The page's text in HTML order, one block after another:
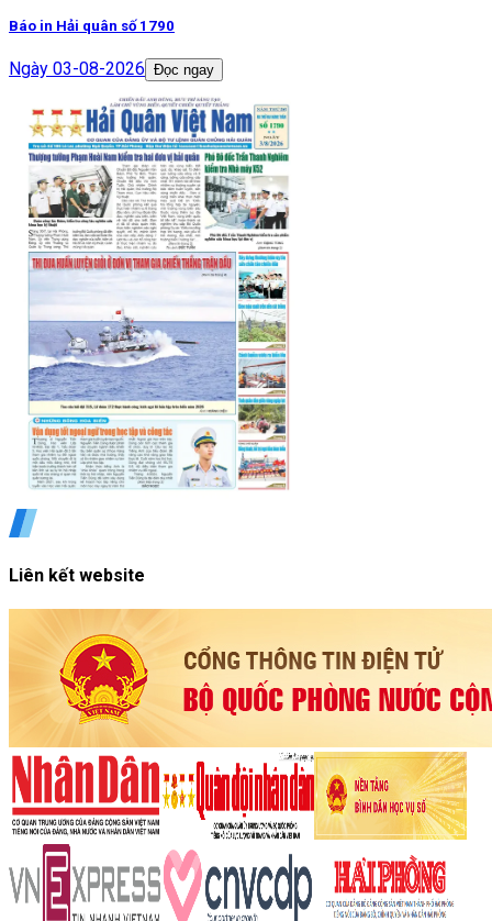
Báo in Hải quân số 1790
Ngày 03-08-2026 Đọc ngay
Liên kết website